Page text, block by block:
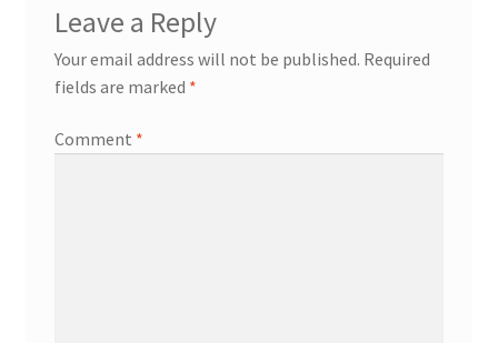
Leave a Reply
Your email address will not be published. Required
fields are marked *
Comment *